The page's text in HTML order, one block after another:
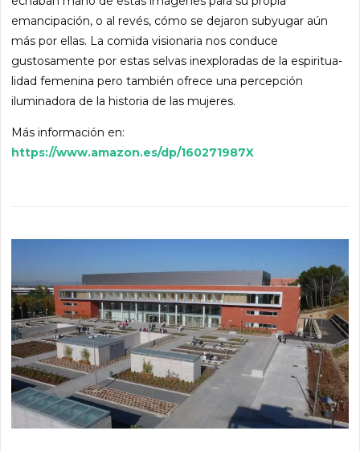
emancipación, o al revés, cómo se dejaron subyugar aún
más por ellas. La comida visionaria nos conduce
gustosamente por estas selvas inexploradas de la espiritua­
lidad femenina pero también ofrece una percepción
iluminadora de la historia de las mujeres.
Más información en:
https://www.amazon.es/dp/160271987X